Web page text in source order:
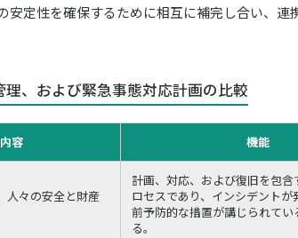
定性を確保するために相互に補完し合い、連
、および緊急事態対応計画の比較
容 機能
人々の安全と財産
計画、対応、および復旧を包含
ロセスであり、インシデントが
前予防的な措置が講じられてい
る。